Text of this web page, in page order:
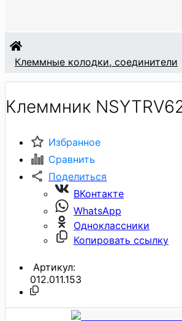
Клеммные колодки, соединители
Клеммник
Избранное
Сравнить
Поделиться
ВКонтакте
WhatsApp
Одноклассники
Копировать ссылку
Артикул:
012.011.153